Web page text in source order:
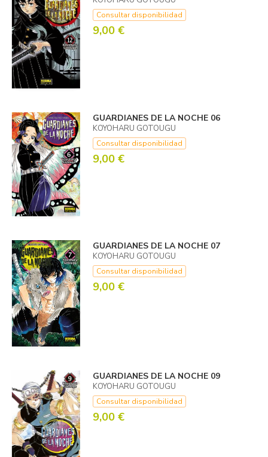
Consultar disponibilidad
9,00 €
GUARDIANES DE LA NOCHE 06
KOYOHARU GOTOUGU
Consultar disponibilidad
9,00 €
GUARDIANES DE LA NOCHE 07
KOYOHARU GOTOUGU
Consultar disponibilidad
9,00 €
GUARDIANES DE LA NOCHE 09
KOYOHARU GOTOUGU
Consultar disponibilidad
9,00 €